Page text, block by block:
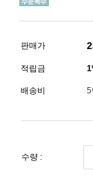
판매가
적립금
배송비 5
수량 :